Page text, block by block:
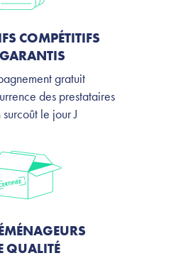
COMPÉTITIFS
gratuit
des prestataires
le jour J
QUALITÉ